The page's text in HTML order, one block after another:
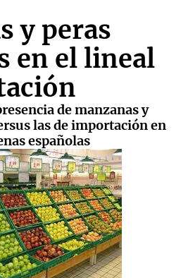
y peras
en el lineal
de manzanas y
las de importación en
españolas